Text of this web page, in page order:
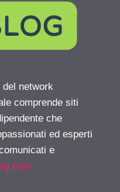
network
comprende siti
che
ed esperti
e